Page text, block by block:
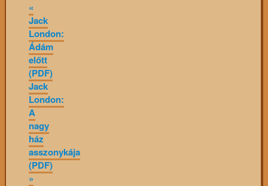
«
Jack
London:
Ádám
előtt
(PDF)
Jack
London:
A
nagy
ház
asszonykája
(PDF)
»